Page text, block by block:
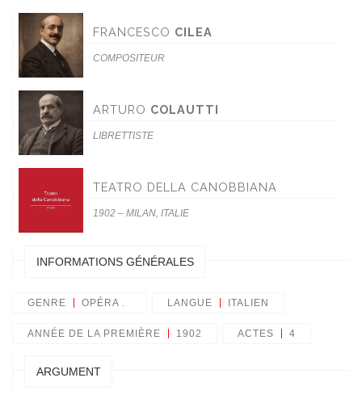
FRANCESCO CILEA
COMPOSITEUR
ARTURO COLAUTTI
LIBRETTISTE
TEATRO DELLA CANOBBIANA
1902 – MILAN, ITALIE
INFORMATIONS GÉNÉRALES
GENRE OPÉRA . LANGUE ITALIEN
ANNÉE DE LA PREMIÈRE 1902 ACTES 4
ARGUMENT